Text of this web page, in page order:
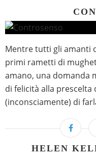
Mentre tutti gli amanti
primi rametti di
amano, una domanda
di felicità alla
(inconsciamente) di
HELEN